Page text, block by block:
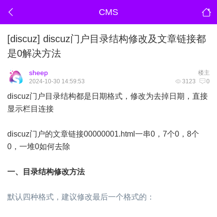
CMS
[discuz] discuz门户目录结构修改及文章链接都
是0解决方法
楼主
sheep
3123 0
2024-10-30 14:59:53
discuz门户目录结构都是日期格式，修改为去掉日期，直接
显示栏目连接
discuz门户的文章链接00000001.html一串0，7个0，8个
0，一堆0如何去除
一、目录结构修改方法
默认四种格式，建议修改最后一个格式的：